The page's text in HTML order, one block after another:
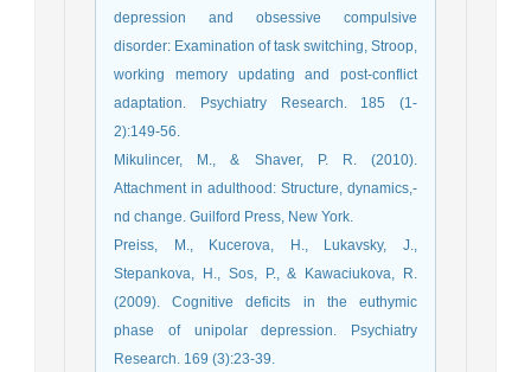
depression and obsessive compulsive
disorder: Examination of task switching, Stroop,
working memory updating and post-conflict
adaptation. Psychiatry Research. 185 (1-
2):149-56.
Mikulincer, M., & Shaver, P. R. (2010).
Attachment in adulthood: Structure, dynamics,-
nd change. Guilford Press, New York.
Preiss, M., Kucerova, H., Lukavsky, J.,
Stepankova, H., Sos, P., & Kawaciukova, R.
(2009). Cognitive deficits in the euthymic
phase of unipolar depression. Psychiatry
Research. 169 (3):23-39.